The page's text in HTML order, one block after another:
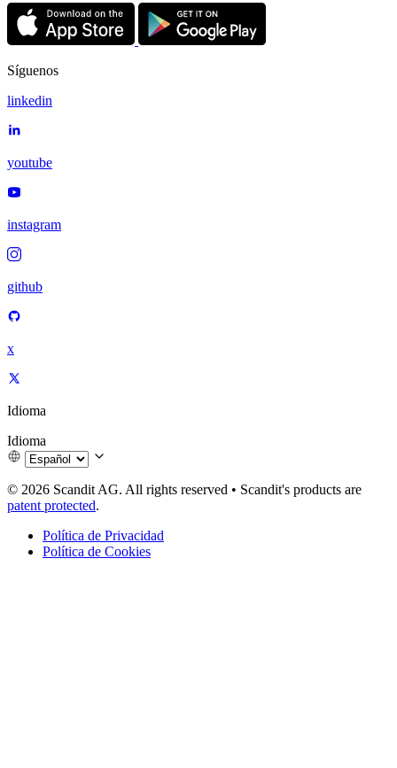
Síguenos
linkedin
youtube
instagram
github
x
Idioma
Idioma
© 2026 Scandit AG. All rights reserved • Scandit's products are
patent protected.
Política de Privacidad
Política de Cookies